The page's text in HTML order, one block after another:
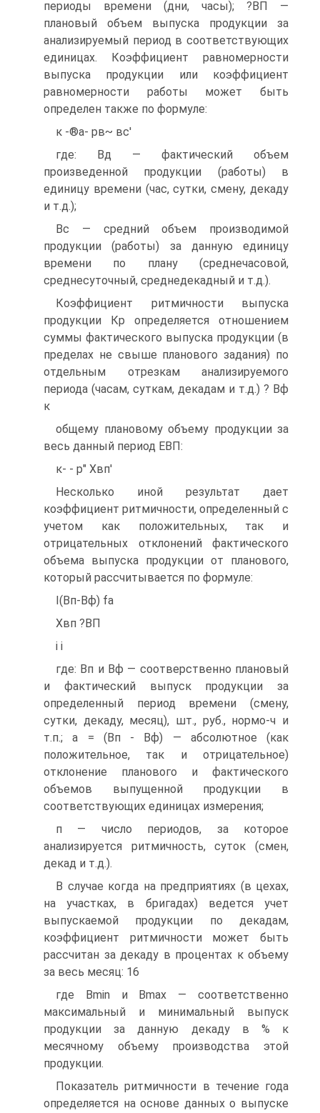
периоды времени (дни, часы); ?ВП —
плановый объем выпуска продукции за
анализируемый период в соответствующих
единицах. Коэффициент равномерности
выпуска продукции или коэффициент
равномерности работы может быть
определен также по формуле:
к -®а- рв~ вс'
где: Вд — фактический объем
произведенной продукции (работы) в
единицу времени (час, сутки, смену, декаду
и т.д.);
Вс — средний объем производимой
продукции (работы) за данную единицу
времени по плану (среднечасовой,
среднесуточный, среднедекадный и т.д.).
Коэффициент ритмичности выпуска
продукции Кр определяется отношением
суммы фактического выпуска продукции (в
пределах не свыше планового задания) по
отдельным отрезкам анализируемого
периода (часам, суткам, декадам и т.д.) ? Вф
к
общему плановому объему продукции за
весь данный период ЕВП:
к- - р" Хвп'
Несколько иной результат дает
коэффициент ритмичности, определенный с
учетом как положительных, так и
отрицательных отклонений фактического
объема выпуска продукции от планового,
который рассчитывается по формуле:
І(Вп-Вф) fa
Хвп ?ВП
і і
где: Вп и Вф — соотверственно плановый
и фактический выпуск продукции за
определенный период времени (смену,
сутки, декаду, месяц), шт., руб., нормо-ч и
т.п.; а = (Вп - Вф) — абсолютное (как
положительное, так и отрицательное)
отклонение планового и фактического
объемов выпущенной продукции в
соответствующих единицах измерения;
п — число периодов, за которое
анализируется ритмичность, суток (смен,
декад и т.д.).
В случае когда на предприятиях (в цехах,
на участках, в бригадах) ведется учет
выпускаемой продукции по декадам,
коэффициент ритмичности может быть
рассчитан за декаду в процентах к объему
за весь месяц: 16
где Bmin и Bmax — соответственно
максимальный и минимальный выпуск
продукции за данную декаду в % к
месячному объему производства этой
продукции.
Показатель ритмичности в течение года
определяется на основе данных о выпуске